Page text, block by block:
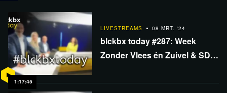
blckbx today #357: blckbx gecensureerd! | Syrië prooi
van grootmachten | ZZP-wet onder vuur
1:17:45
LIVESTREAMS 08 MRT. '24
blckbx today #287: Week
Zonder Vlees én Zuivel & SDG